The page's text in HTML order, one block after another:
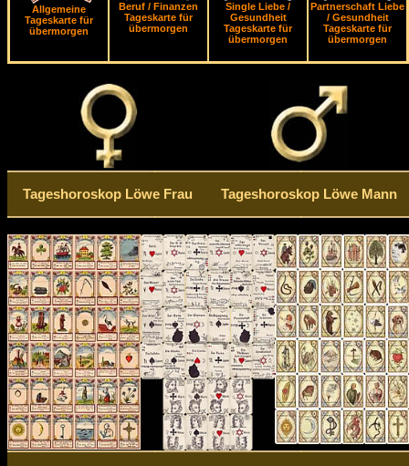
Allgemeine
Tageskarte für
übermorgen
Beruf / Finanzen
Tageskarte für
übermorgen
Single Liebe /
Gesundheit
Tageskarte für
übermorgen
Partnerschaft Liebe
/ Gesundheit
Tageskarte für
übermorgen
Tageshoroskop Löwe Frau Tageshoroskop Löwe Mann